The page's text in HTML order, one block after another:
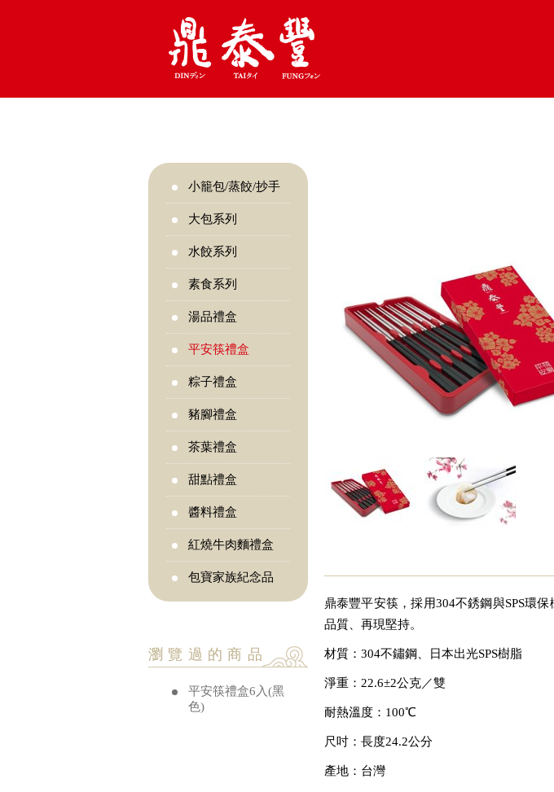
小籠包/蒸餃/抄手
大包系列
水餃系列
素食系列
湯品禮盒
平安筷禮盒
粽子禮盒
豬腳禮盒
茶葉禮盒
甜點禮盒
醬料禮盒
紅燒牛肉麵禮盒
包寶家族紀念品
瀏覽過的商品
平安筷禮盒6入(黑
色)
鼎泰豐平安筷，採用304不銹鋼與SPS環
品質、再現堅持。
材質：304不鏽鋼、日本出光SPS樹脂
淨重：22.6±2公克／雙
耐熱溫度：100℃
尺吋：長度24.2公分
產地：台灣